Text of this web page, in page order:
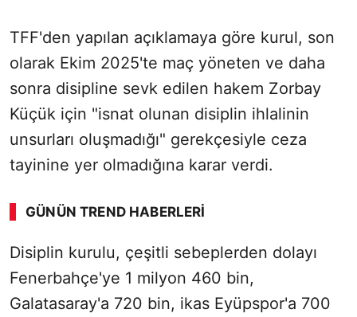
TFF'den yapılan açıklamaya göre kurul, son
olarak Ekim 2025'te maç yöneten ve daha
sonra disipline sevk edilen hakem Zorbay
Küçük için "isnat olunan disiplin ihlalinin
unsurları oluşmadığı" gerekçesiyle ceza
tayinine yer olmadığına karar verdi.
GÜNÜN TREND HABERLERI
Disiplin kurulu, çeşitli sebeplerden dolayı
Fenerbahçe'ye 1 milyon 460 bin,
Galatasaray'a 720 bin, ikas Eyüpspor'a 700